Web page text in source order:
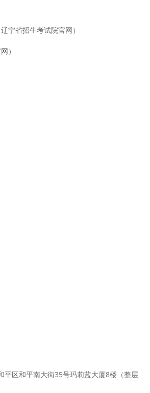
宁省招生考试院官网）
）
平区和平南大街35号玛莉蓝大厦8楼（整层